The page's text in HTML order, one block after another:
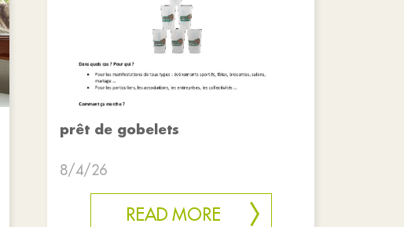
prêt de gobelets
8/4/26
READ MORE